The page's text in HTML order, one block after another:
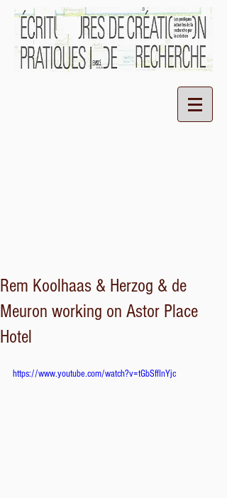
Rem Koolhaas & Herzog & de
Meuron working on Astor Place
Hotel
https://www.youtube.com/watch?v=tGbSffInYjc